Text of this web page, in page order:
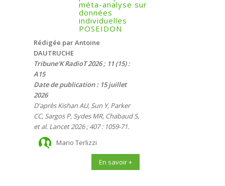
méta-analyse sur
données
individuelles
POSEIDON
Rédigée par Antoine
DAUTRUCHE
Tribune'K RadioT 2026 ; 11 (15) :
A15
Date de publication : 15 juillet
2026
D'après Kishan AU, Sun Y, Parker
CC, Sargos P, Sydes MR, Chabaud S,
et al. Lancet 2026 ; 407 : 1059-71.
Mario Terlizzi
En savoir +